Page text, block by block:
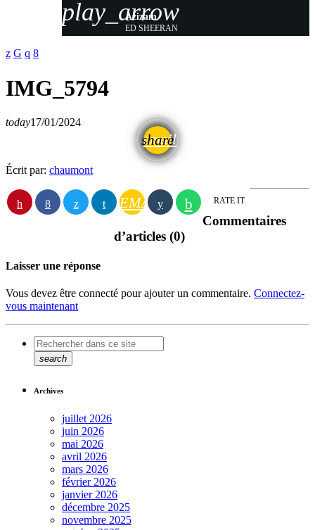
play_arrow
Azizam
ED SHEERAN
IMG_5794
today17/01/2024
share
email
Écrit par: chaumont
EMAIL RATE IT
Commentaires
d’articles (0)
Laisser une réponse
Vous devez être connecté pour ajouter un commentaire. Connectez-
vous maintenant
search
Archives
juillet 2026
juin 2026
mai 2026
avril 2026
mars 2026
février 2026
janvier 2026
décembre 2025
novembre 2025